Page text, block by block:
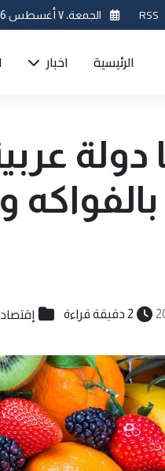
RSS الجمعة، ٧ أغسطس 2026
الرئيسية اخبار
2 دقيقة قراءة